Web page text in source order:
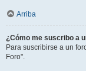
Arriba
¿Cómo me suscribo a
Para suscribirse a un
Foro".